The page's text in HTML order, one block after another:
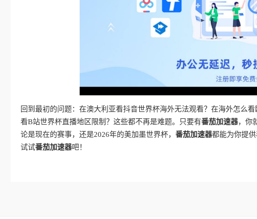
回到最初的问题：在澳大利亚看抖音世界杯海外无法观看？在海外怎么
看B站世界杯直播地区限制？这些都不再是难题。只要有番茄加速器，你
论是现在的赛事，还是2026年的美加墨世界杯， 番茄加速器都能为你提
试试番茄加速器吧！